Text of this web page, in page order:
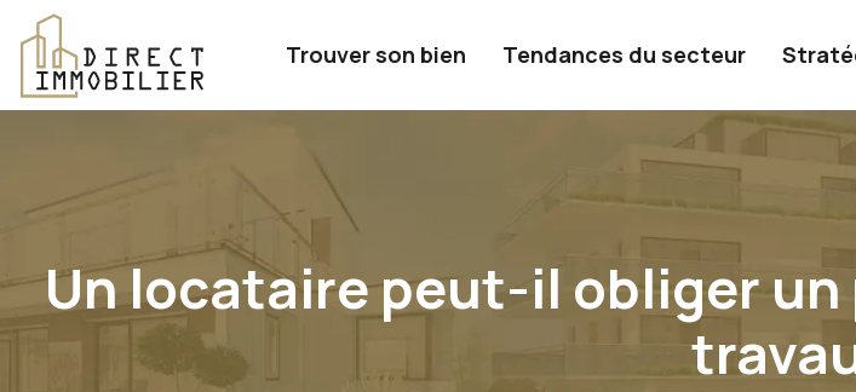
Trouver son bien Tendances du secteur
Un locataire peut-il obliger